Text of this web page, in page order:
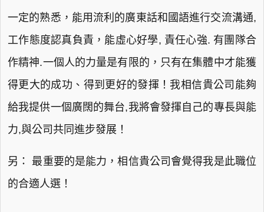
一定的熟悉，能用流利的廣東話和國語進行交流溝通,
工作態度認真負責，能虛心好學, 責任心強. 有團隊合
作精神.一個人的力量是有限的，只有在集體中才能獲
得更大的成功、得到更好的發揮！我相信貴公司能夠
給我提供一個廣闊的舞台,我將會發揮自己的專長與能
力,與公司共同進步發展！
另： 最重要的是能力，相信貴公司會覺得我是此職位
的合適人選！